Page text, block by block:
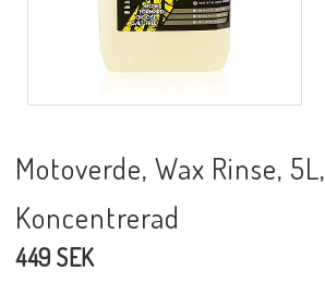
Motoverde, Wax Rinse, 5L,
Koncentrerad
449 SEK